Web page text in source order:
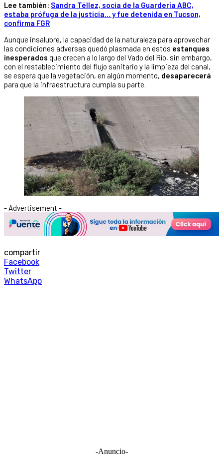
Lee también: Sandra Téllez, socia de la Guardería ABC,
estaba prófuga de la justicia… y fue detenida en Tucson,
confirma FGR
Aunque insalubre, la capacidad de la naturaleza para aprovechar
las condiciones adversas quedó plasmada en estos estanques
inesperados que crecen a lo largo del Vado del Río, sin embargo,
con el restablecimiento del flujo sanitario y la limpieza del canal,
se espera que la vegetación, en algún momento, desaparecerá
para que la infraestructura cumpla su parte.
- Advertisement -
compartir
Facebook
Twitter
WhatsApp
-Anuncio-